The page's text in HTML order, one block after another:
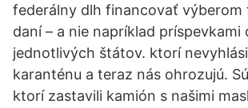
federálny dlh financovať výberom
daní – a nie napríklad príspevkami
jednotlivých štátov. ktorí
karanténu a teraz nás ohrozujú.
ktorí zastavili kamión s našimi